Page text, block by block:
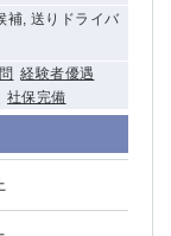
補, 送りドライバ
経験者優遇
社保完備